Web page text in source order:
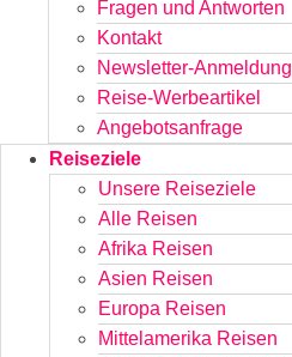
Fragen und Antworten
Kontakt
Newsletter-Anmeldung
Reise-Werbeartikel
Angebotsanfrage
Reiseziele
Unsere Reiseziele
Alle Reisen
Afrika Reisen
Asien Reisen
Europa Reisen
Mittelamerika Reisen